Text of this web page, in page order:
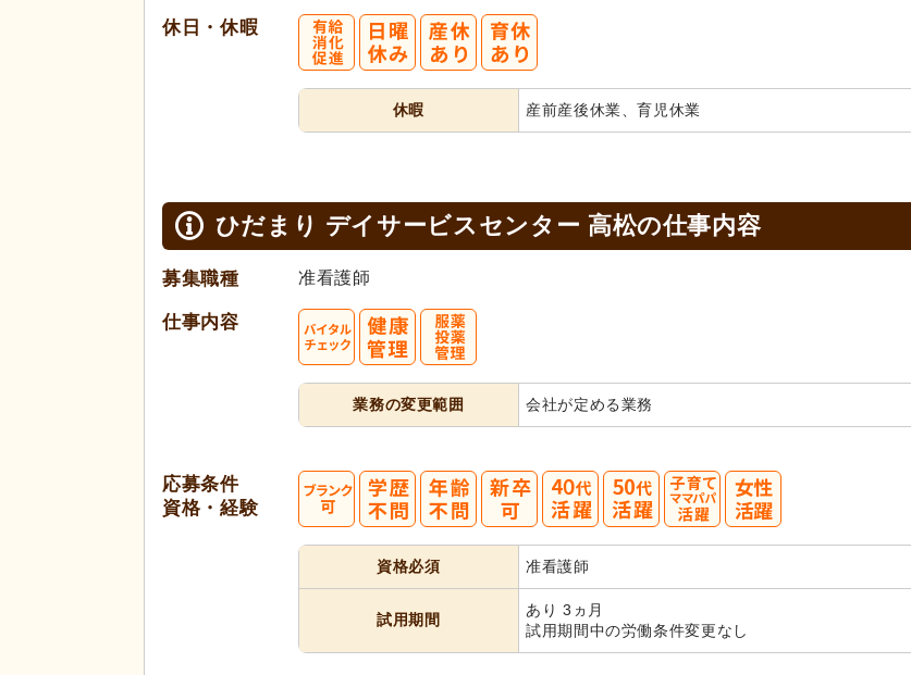
休日・休暇
休暇 産前産後休業、育児休業
ひだまり デイサービスセンター 高松の仕事内容
募集職種 准看護師
仕事内容
業務の変更範囲 会社が定める業務
応募条件
資格・経験
資格必須 准看護師
試用期間
あり 3ヵ月
試用期間中の労働条件変更なし